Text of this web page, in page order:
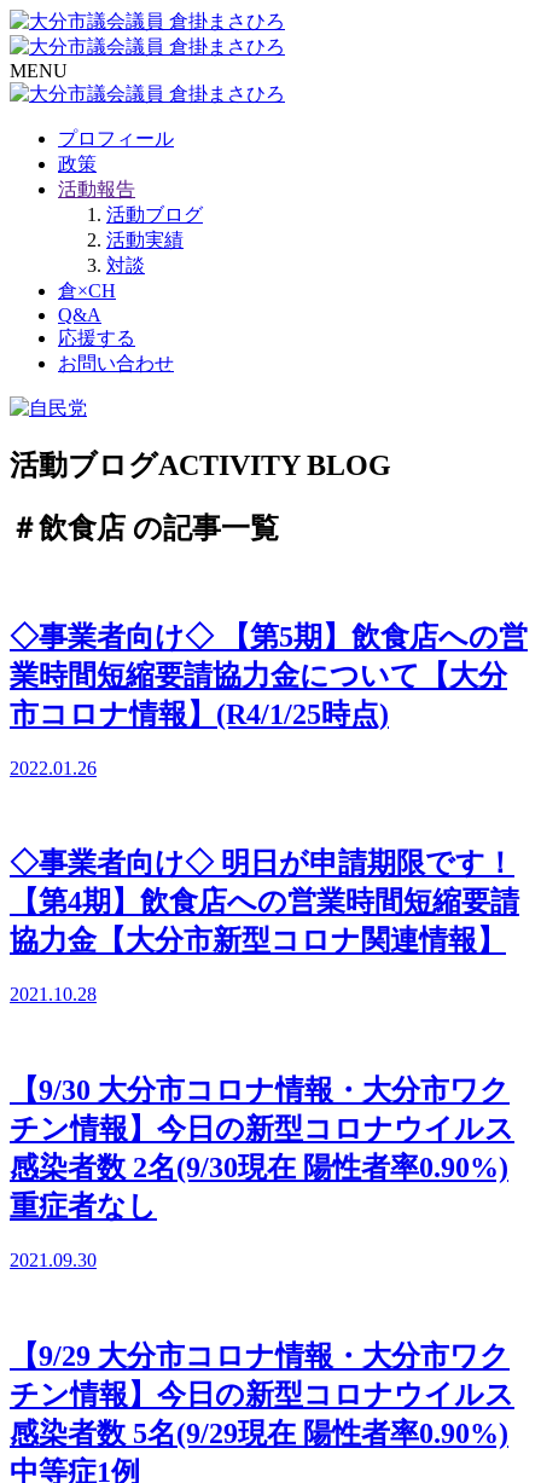
MENU
プロフィール
政策
活動報告
活動ブログ
活動実績
対談
倉×CH
Q&A
応援する
お問い合わせ
活動ブログACTIVITY BLOG
＃飲食店 の記事一覧
◇事業者向け◇ 【第5期】飲食店への営
業時間短縮要請協力金について【大分
市コロナ情報】(R4/1/25時点)
2022.01.26
◇事業者向け◇ 明日が申請期限です！
【第4期】飲食店への営業時間短縮要請
協力金【大分市新型コロナ関連情報】
2021.10.28
【9/30 大分市コロナ情報・大分市ワク
チン情報】今日の新型コロナウイルス
感染者数 2名(9/30現在 陽性者率0.90%)
重症者なし
2021.09.30
【9/29 大分市コロナ情報・大分市ワク
チン情報】今日の新型コロナウイルス
感染者数 5名(9/29現在 陽性者率0.90%)
中等症1例